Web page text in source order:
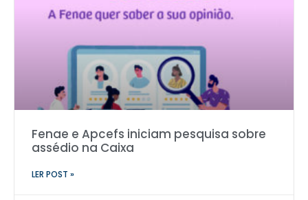
Fenae e Apcefs iniciam pesquisa sobre
assédio na Caixa
LER POST »